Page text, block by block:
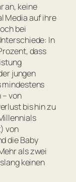
an, keine
Media auf ihre
bei
In
dass
jungen
mindestens
von
bis hin zu
von
die Baby
als zwei
keinen